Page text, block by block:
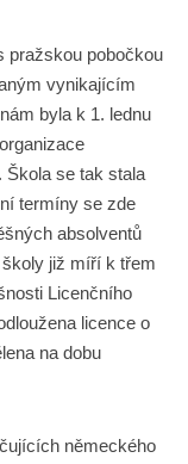
pražskou pobočkou
vynikajícím
byla k 1. lednu
Škola se tak stala
termíny se zde
absolventů
již míří k třem
Licenčního
licence o
na dobu
německého